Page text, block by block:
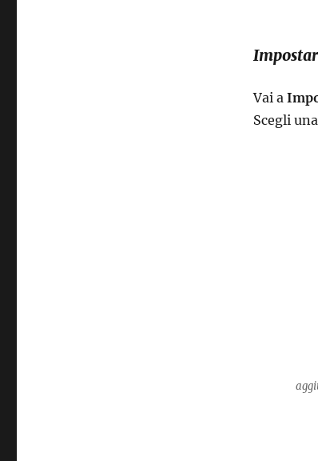
Vai a
Scegli